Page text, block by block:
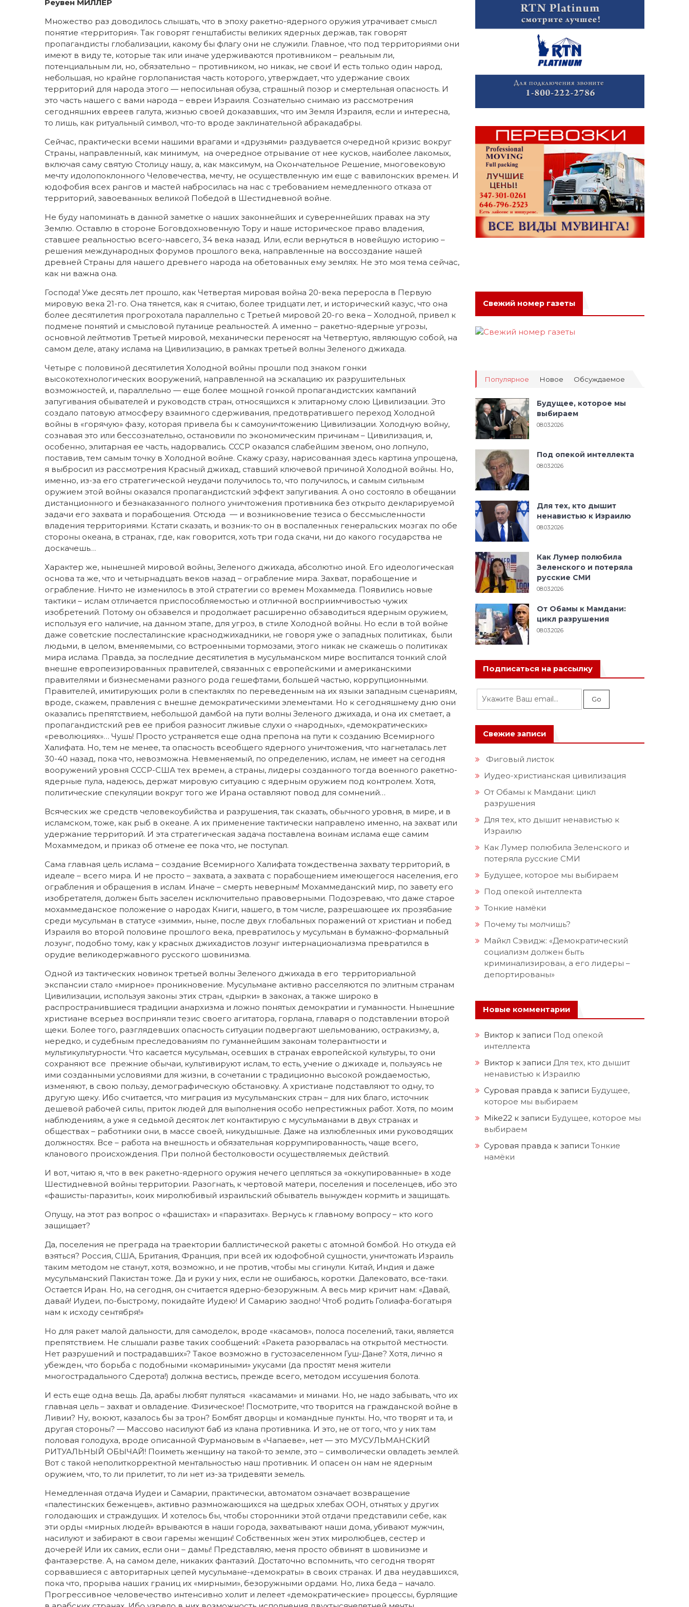
мировая
война
предыдуших?
Реувен МИЛЛЕР
Множество раз доводилось слышать, что в эпоху ракетно-ядерного оружия утрачивает смысл
понятие «территория». Так говорят генштабисты великих ядерных держав, так говорят
пропагандисты глобализации, какому бы флагу они не служили. Главное, что под территориями они
имеют в виду те, которые так или иначе удерживаются противником – реальным ли,
потенциальным ли, но, обязательно – противником, но никак, не свои! И есть только один народ,
небольшая, но крайне горлопанистая часть которого, утверждает, что удержание своих
территорий для народа этого — непосильная обуза, страшный позор и смертельная опасность. И
это часть нашего с вами народа – евреи Израиля. Сознательно снимаю из рассмотрения
сегодняшних евреев галута, жизнью своей доказавших, что им Земля Израиля, если и интересна,
то лишь, как ритуальный символ, что-то вроде заклинательной абракадабры.
Сейчас, практически всеми нашими врагами и «друзьями» раздувается очередной кризис вокруг
Страны, направленный, как минимум, на очередное отрывание от нее кусков, наиболее лакомых,
включая саму святую Столицу нашу, а, как максимум, на Окончательное Решение, многовековую
мечту идолопоклонного Человечества, мечту, не осуществленную им еще с вавилонских времен. И
юдофобия всех рангов и мастей набросилась на нас с требованием немедленного отказа от
территорий, завоеванных великой Победой в Шестидневной войне.
Не буду напоминать в данной заметке о наших законнейших и сувереннейших правах на эту
Землю. Оставлю в стороне Боговдохновенную Тору и наше историческое право владения,
ставшее реальностью всего-навсего, 34 века назад. Или, если вернуться в новейшую историю –
решения международных форумов прошлого века, направленные на воссоздание нашей
древней Страны для нашего древнего народа на обетованных ему землях. Не это моя тема сейчас,
как ни важна она.
Господа! Уже десять лет прошло, как Четвертая мировая война 20-века переросла в Первую
мировую века 21-го. Она тянется, как я считаю, более тридцати лет, и исторический казус, что она
более десятилетия прогрохотала параллельно с Третьей мировой 20-го века – Холодной, привел к
подмене понятий и смысловой путанице реальностей. А именно – ракетно-ядерные угрозы,
основной лейтмотив Третьей мировой, механически переносят на Четвертую, являющую собой, на
самом деле, атаку ислама на Цивилизацию, в рамках третьей волны Зеленого джихада.
Четыре с половиной десятилетия Холодной войны прошли под знаком гонки
высокотехнологических вооружений, направленной на эскалацию их разрушительных
возможностей, и, параллельно — еще более мощной гонкой пропагандистских кампаний
запугивания обывателей и руководств стран, относящихся к элитарному слою Цивилизации. Это
создало патовую атмосферу взаимного сдерживания, предотвратившего переход Холодной
войны в «горячую» фазу, которая привела бы к самоуничтожению Цивилизации. Холодную войну,
сознавая это или бессознательно, остановили по экономическим причинам – Цивилизация, и,
особенно, элитарная ее часть, надорвались. СССР оказался слабейшим звеном, оно лопнуло,
поставив, тем самым точку в Холодной войне. Скажу сразу, нарисованная здесь картина упрощена,
я выбросил из рассмотрения Красный джихад, ставший ключевой причиной Холодной войны. Но,
именно, из-за его стратегической неудачи получилось то, что получилось, и самым сильным
оружием этой войны оказался пропагандистский эффект запугивания. А оно состояло в обещании
дистанционного и безнаказанного полного уничтожения противника без открыто декларируемой
задачи его захвата и порабощения. Отсюда — и возникновение тезиса о бессмысленности
владения территориями. Кстати сказать, и возник-то он в воспаленных генеральских мозгах по обе
стороны океана, в странах, где, как говорится, хоть три года скачи, ни до какого государства не
доскачешь…
Характер же, нынешней мировой войны, Зеленого джихада, абсолютно иной. Его идеологическая
основа та же, что и четырнадцать веков назад – ограбление мира. Захват, порабощение и
ограбление. Ничто не изменилось в этой стратегии со времен Мохаммеда. Появились новые
тактики – ислам отличается приспособляемостью и отличной восприимчивостью чужих
изобретений. Потому он обзавелся и продолжает расширенно обзаводиться ядерным оружием,
используя его наличие, на данном этапе, для угроз, в стиле Холодной войны. Но если в той войне
даже советские послесталинские красноджихадники, не говоря уже о западных политиках, были
людьми, в целом, вменяемыми, со встроенными тормозами, этого никак не скажешь о политиках
мира ислама. Правда, за последние десятилетия в мусульманском мире воспитался тонкий слой
внешне европеизированных правителей, связанных с европейскими и американскими
правителями и бизнесменами разного рода гешефтами, большей частью, коррупционными.
Правителей, имитирующих роли в спектаклях по переведенным на их языки западным сценариям,
вроде, скажем, правления с внешне демократическими элементами. Но к сегодняшнему дню они
оказались препятствием, небольшой дамбой на пути волны Зеленого джихада, и она их сметает, а
пропагандистский рев ее прибоя разносит лживые слухи о «народных», «демократических»
«революциях»… Чушь! Просто устраняется еще одна препона на пути к созданию Всемирного
Халифата. Но, тем не менее, та опасность всеобщего ядерного уничтожения, что нагнеталась лет
30-40 назад, пока что, невозможна. Невменяемый, по определению, ислам, не имеет на сегодня
вооружений уровня СССР-США тех времен, а страны, лидеры созданного тогда военного ракетно-
ядерные пула, надеюсь, держат мировую ситуацию с ядерным оружием под контролем. Хотя,
политические спекуляции вокруг того же Ирана оставляют повод для сомнений…
Всяческих же средств человекоубийства и разрушения, так сказать, обычного уровня, в мире, и в
исламском, тоже, как рыб в океане. А их применение тактически направлено именно, на захват или
удержание территорий. И эта стратегическая задача поставлена воинам ислама еще самим
Мохаммедом, и приказ об отмене ее пока что, не поступал.
Сама главная цель ислама – создание Всемирного Халифата тождественна захвату территорий, в
идеале – всего мира. И не просто – захвата, а захвата с порабощением имеющегося населения, его
ограбления и обращения в ислам. Иначе – смерть неверным! Мохаммеданский мир, по завету его
изобретателя, должен быть заселен исключительно правоверными. Подозреваю, что даже старое
мохаммеданское положение о народах Книги, нашего, в том числе, разрешающее их прозябание
среди мусульман в статусе «зимми», ныне, после двух глобальных поражений от христиан и побед
Израиля во второй половине прошлого века, превратилось у мусульман в бумажно-формальный
лозунг, подобно тому, как у красных джихадистов лозунг интернационализма превратился в
орудие великодержавного русского шовинизма.
Одной из тактических новинок третьей волны Зеленого джихада в его территориальной
экспансии стало «мирное» проникновение. Мусульмане активно расселяются по элитным странам
Цивилизации, используя законы этих стран, «дырки» в законах, а также широко в
распространившиеся традиции анархизма и ложно понятых демократии и гуманности. Нынешние
христиане всерьез восприняли тезис своего агитатора, горлана, главаря о подставлении второй
щеки. Более того, разглядевших опасность ситуации подвергают шельмованию, остракизму, а,
нередко, и судебным преследованиям по гуманнейшим законам толерантности и
мультикультурности. Что касается мусульман, осевших в странах европейской культуры, то они
сохраняют все прежние обычаи, культивируют ислам, то есть, учение о джихаде и, пользуясь не
ими созданными условиями для жизни, в сочетании с традиционно высокой рождаемостью,
изменяют, в свою пользу, демографическую обстановку. А христиане подставляют то одну, то
другую щеку. Ибо считается, что миграция из мусульманских стран – для них благо, источник
дешевой рабочей силы, приток людей для выполнения особо непрестижных работ. Хотя, по моим
наблюдениям, а уже я седьмой десяток лет контактирую с мусульманами в двух странах и
обществах – работники они, в массе своей, никудышные. Даже на излюбленных ими руководящих
должностях. Все – работа на внешность и обязательная коррумпированность, чаще всего,
кланового происхождения. При полной бестолковости осуществляемых действий.
И вот, читаю я, что в век ракетно-ядерного оружия нечего цепляться за «оккупированные» в ходе
Шестидневной войны территории. Разогнать, к чертовой матери, поселения и поселенцев, ибо это
«фашисты-паразиты», коих миролюбивый израильский обыватель вынужден кормить и защищать.
Опущу, на этот раз вопрос о «фашистах» и «паразитах». Вернусь к главному вопросу – кто кого
защищает?
Да, поселения не преграда на траектории баллистической ракеты с атомной бомбой. Но откуда ей
взяться? Россия, США, Британия, Франция, при всей их юдофобной сущности, уничтожать Израиль
таким методом не станут, хотя, возможно, и не против, чтобы мы сгинули. Китай, Индия и даже
мусульманский Пакистан тоже. Да и руки у них, если не ошибаюсь, коротки. Далековато, все-таки.
Остается Иран. Но, на сегодня, он считается ядерно-безоружным. А весь мир кричит нам: «Давай,
давай! Иудеи, по-быстрому, покидайте Иудею! И Самарию заодно! Чтоб родить Голиафа-богатыря
нам к исходу сентября!»
Но для ракет малой дальности, для самоделок, вроде «касамов», полоса поселений, таки, является
препятствием. Не слышали разве таких сообщений: «Ракета разорвалась на открытой местности.
Нет разрушений и пострадавших»? Такое возможно в густозаселенном Гуш-Дане? Хотя, лично я
убежден, что борьба с подобными «комариными» укусами (да простят меня жители
многострадального Сдерота!) должна вестись, прежде всего, методом иссушения болота.
И есть еще одна вещь. Да, арабы любят пуляться «касамами» и минами. Но, не надо забывать, что их
главная цель – захват и овладение. Физическое! Посмотрите, что творится на гражданской войне в
Ливии? Ну, воюют, казалось бы за трон? Бомбят дворцы и командные пункты. Но, что творят и та, и
другая стороны? — Массово насилуют баб из клана противника. И это, не от того, что у них там
половая голодуха, вроде описанной Фурмановым в «Чапаеве», нет — это МУСУЛЬМАНСКИЙ
РИТУАЛЬНЫЙ ОБЫЧАЙ! Поиметь женщину на такой-то земле, это – символически овладеть землей.
Вот с такой неполиткорректной ментальностью наш противник. И опасен он нам не ядерным
оружием, что, то ли прилетит, то ли нет из-за тридевяти земель.
Немедленная отдача Иудеи и Самарии, практически, автоматом означает возвращение
«палестинских беженцев», активно размножающихся на щедрых хлебах ООН, отнятых у других
голодающих и страждущих. И хотелось бы, чтобы сторонники этой отдачи представили себе, как
эти орды «мирных людей» врываются в наши города, захватывают наши дома, убивают мужчин,
насилуют и забирают в свои гаремы женщин! Собственных жен этих миролюбцев, сестер и
дочерей! Или их самих, если они – дамы! Представляю, меня просто обвинят в шовинизме и
фантазерстве. А, на самом деле, никаких фантазий. Достаточно вспомнить, что сегодня творят
сорвавшиеся с авторитарных цепей мусульмане-«демократы» в своих странах. И два неудавшихся,
пока что, прорыва наших границ их «мирными», безоружными ордами. Но, лиха беда – начало.
Прогрессивное человечество интенсивно холит и лелеет «демократические» процессы, бурлящие
Свежий номер газеты
Популярное Новое Обсуждаемое
Будущее, которое мы
выбираем
08.03.2026
Под опекой интеллекта
08.03.2026
Для тех, кто дышит
ненавистью к Израилю
08.03.2026
Как Лумер полюбила
Зеленского и потеряла
русские СМИ
08.03.2026
От Обамы к Мамдани:
цикл разрушения
08.03.2026
Подписаться на рассылку
Свежие записи
Фиговый листок
Иудео-христианская цивилизация
От Обамы к Мамдани: цикл
разрушения
Для тех, кто дышит ненавистью к
Израилю
Как Лумер полюбила Зеленского и
потеряла русские СМИ
Будущее, которое мы выбираем
Под опекой интеллекта
Тонкие намёки
Почему ты молчишь?
Майкл Сэвидж: «Демократический
социализм должен быть
криминализирован, а его лидеры –
депортированы»
Новые комментарии
Виктор к записи Под опекой
интеллекта
Виктор к записи Для тех, кто дышит
ненавистью к Израилю
Суровая правда к записи Будущее,
которое мы выбираем
Mike22 к записи Будущее, которое мы
выбираем
Суровая правда к записи Тонкие
намёки